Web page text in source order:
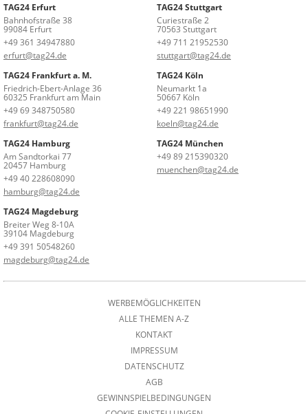
TAG24 Erfurt
Bahnhofstraße 38
99084 Erfurt
+49 361 34947880
erfurt@tag24.de
TAG24 Stuttgart
Curiestraße 2
70563 Stuttgart
+49 711 21952530
stuttgart@tag24.de
TAG24 Frankfurt a. M.
Friedrich-Ebert-Anlage 36
60325 Frankfurt am Main
+49 69 348750580
frankfurt@tag24.de
TAG24 Köln
Neumarkt 1a
50667 Köln
+49 221 98651990
koeln@tag24.de
TAG24 Hamburg
Am Sandtorkai 77
20457 Hamburg
+49 40 228608090
hamburg@tag24.de
TAG24 München
+49 89 215390320
muenchen@tag24.de
TAG24 Magdeburg
Breiter Weg 8-10A
39104 Magdeburg
+49 391 50548260
magdeburg@tag24.de
WERBEMÖGLICHKEITEN
ALLE THEMEN A-Z
KONTAKT
IMPRESSUM
DATENSCHUTZ
AGB
GEWINNSPIELBEDINGUNGEN